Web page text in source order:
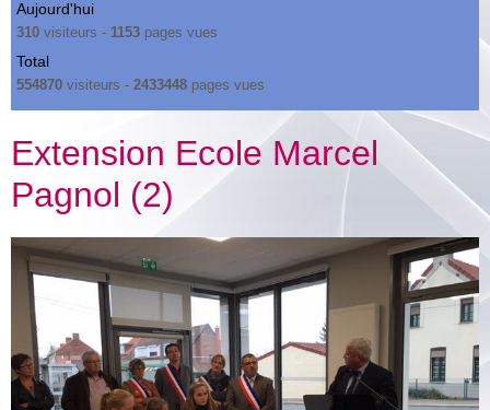
Aujourd'hui
310 visiteurs - 1153 pages vues
Total
554870 visiteurs - 2433448 pages vues
Extension Ecole Marcel
Pagnol (2)